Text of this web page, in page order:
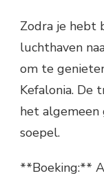
Zodra je hebt
luchthaven
om te
Kefalonia. De
het
soepel.
**Boeking:**